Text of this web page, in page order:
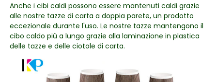
Anche i cibi caldi possono essere mantenuti caldi grazie
alle nostre tazze di carta a doppia parete, un prodotto
eccezionale durante l'uso. Le nostre tazze mantengono il
cibo caldo più a lungo grazie alla laminazione in plastica
delle tazze e delle ciotole di carta.